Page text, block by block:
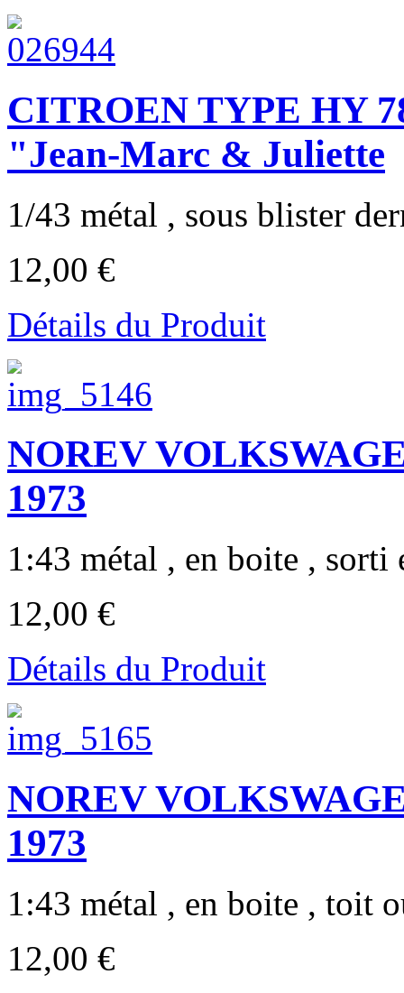
CITROEN TYPE HY
"Jean-Marc & Juliette
1/43 métal , sous blister
12,00 €
Détails du Produit
NOREV
1973
1:43 métal , en boite , sorti
12,00 €
Détails du Produit
NOREV
1973
1:43 métal , en boite , toit
12,00 €